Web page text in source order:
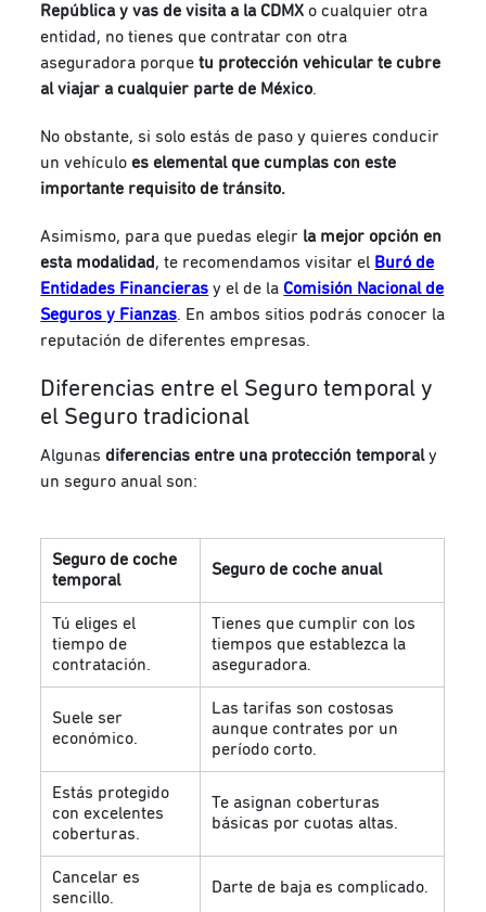
República y vas de visita a la CDMX o cualquier otra
entidad, no tienes que contratar con otra
aseguradora porquetu protección vehicular te cubre
al viajar a cualquier parte de México.
No obstante, si solo estás de paso y quieres conducir
un vehículoes elemental que cumplas con este
importante requisito de tránsito.
Asimismo, para que puedas elegir la mejor opción en
esta modalidad, te recomendamos visitar el Buró de
Entidades Financieras y el de la Comisión Nacional de
Seguros y Fianzas. En ambos sitios podrás conocer la
reputación de diferentes empresas.
Diferencias entre el Seguro temporal y
el Seguro tradicional
Algunas diferencias entre una protección temporaly
un seguro anual son:
Seguro de coche
temporal
Seguro de coche anual
Tú eliges el
tiempo de
contratación.
Tienes que cumplir con los
tiempos que establezca la
aseguradora.
Suele ser
económico.
Las tarifas son costosas
aunque contrates por un
período corto.
Estás protegido
con excelentes
coberturas.
Te asignan coberturas
básicas por cuotas altas.
Cancelar es
sencillo.
Darte de baja es complicado.